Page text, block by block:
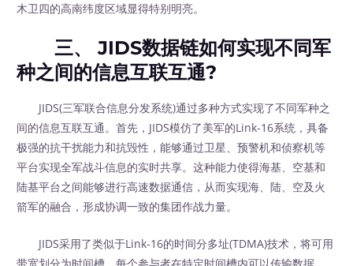
木卫四的高南纬度区域显得特别明亮。
三、 JIDS数据链如何实现不同军
种之间的信息互联互通?
JIDS(三军联合信息分发系统)通过多种方式实现了不同军种之
间的信息互联互通。首先，JIDS模仿了美军的Link-16系统，具备
极强的抗干扰能力和抗毁性，能够通过卫星、预警机和侦察机等
平台实现全军战斗信息的实时共享。这种能力使得海基、空基和
陆基平台之间能够进行高速数据通信，从而实现海、陆、空及火
箭军的融合，形成协调一致的集团作战力量。
JIDS采用了类似于Link-16的时间分多址(TDMA)技术，将可用